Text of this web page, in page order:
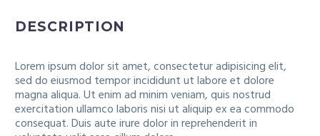
DESCRIPTION
Lorem ipsum dolor sit amet, consectetur adipisicing elit,
sed do eiusmod tempor incididunt ut labore et dolore
magna aliqua. Ut enim ad minim veniam, quis nostrud
exercitation ullamco laboris nisi ut aliquip ex ea commodo
consequat. Duis aute irure dolor in reprehenderit in